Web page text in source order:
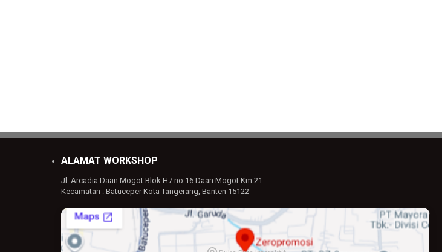
ALAMAT WORKSHOP
Jl. Arcadia Daan Mogot Blok H7 no 16 Daan Mogot Km 21.
Kecamatan : Batuceper Kota Tangerang, Banten 15122